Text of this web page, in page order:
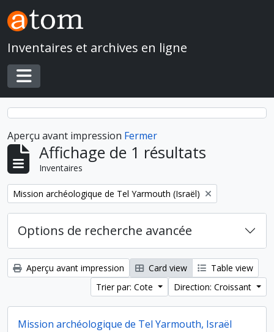
Skip to main content
Inventaires et archives en ligne
Toggle navigation
Aperçu avant impression Fermer
Affichage de 1 résultats
Inventaires
Remove filter:
Mission archéologique de Tel Yarmouth (Israël)
Options de recherche avancée
Aperçu avant impression Card view
Table view
Trier par: Cote
Direction: Croissant
Mission archéologique de Tel Yarmouth, Israël